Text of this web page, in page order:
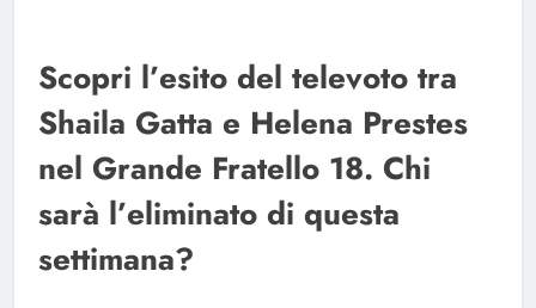
Scopri l’esito del televoto tra
Shaila Gatta e Helena Prestes
nel Grande Fratello 18. Chi
sarà l’eliminato di questa
settimana?